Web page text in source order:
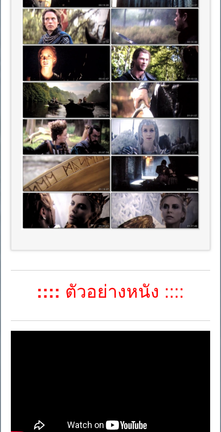
:::: ตัวอย่างหนัง ::::